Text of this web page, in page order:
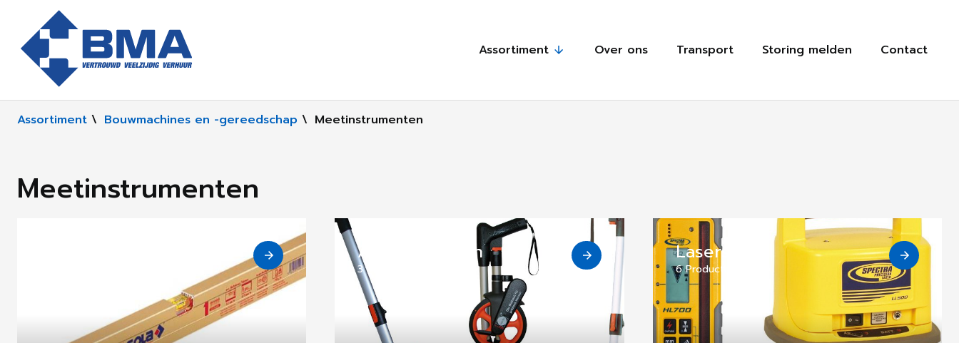
Assortiment Over ons Transport Storing melden Contact
Assortiment \ Bouwmachines en -gereedschap \ Meetinstrumenten
Meetinstrumenten
Afstand meten
3 Producten
Lasers
6 Producten